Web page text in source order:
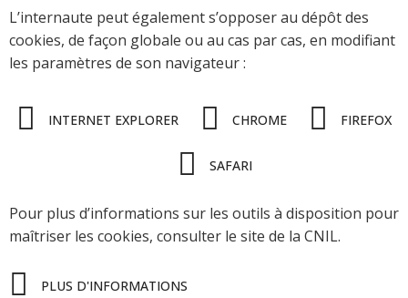
L’internaute peut également s’opposer au dépôt des
cookies, de façon globale ou au cas par cas, en modifiant
les paramètres de son navigateur :
INTERNET EXPLORER CHROME FIREFOX
SAFARI
Pour plus d’informations sur les outils à disposition pour
maîtriser les cookies, consulter le site de la CNIL.
PLUS D'INFORMATIONS